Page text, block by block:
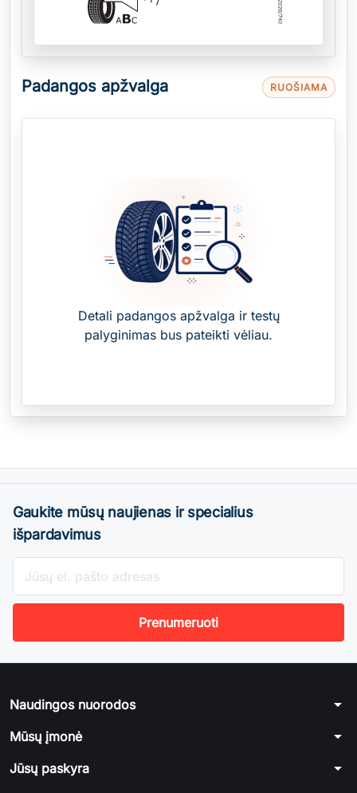
Padangos apžvalga RUOŠIAMA
Detali padangos apžvalga ir testų
palyginimas bus pateikti vėliau.
Gaukite mūsų naujienas ir specialius
išpardavimus
Naudingos nuorodos arrow_drop_down
Mūsų įmonė arrow_drop_down
Jūsų paskyra arrow_drop_down